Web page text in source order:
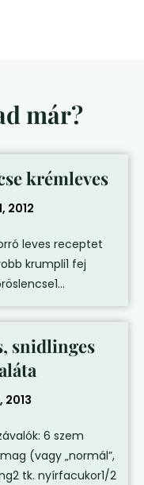
már?
krémleves
2012
leves receptet
krumpli1 fej
snidlinges
2013
6 szem
(vagy „normál”,
tk. nyírfacukor1/2